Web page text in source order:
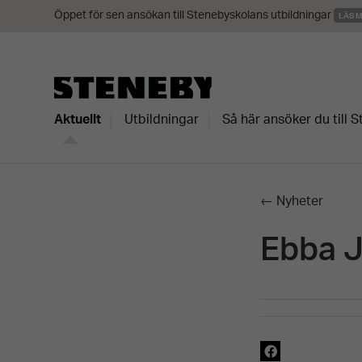
Aktuellt Utbildningar Så här ansöker du till
← Nyheter
Ebba
Öppet för sen ansökan till Stenebyskolans utbildningar LÄS